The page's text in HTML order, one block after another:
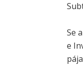
Se
e